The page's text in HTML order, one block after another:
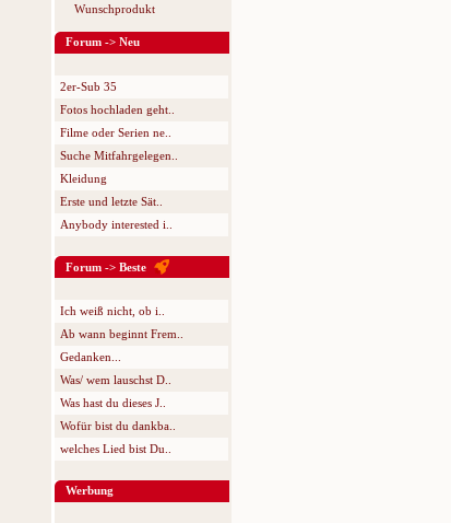
Wunschprodukt
Forum -> Neu
2er-Sub 35
Fotos hochladen geht..
Filme oder Serien ne..
Suche Mitfahrgelegen..
Kleidung
Erste und letzte Sät..
Anybody interested i..
Forum -> Beste
Ich weiß nicht, ob i..
Ab wann beginnt Frem..
Gedanken...
Was/ wem lauschst D..
Was hast du dieses J..
Wofür bist du dankba..
welches Lied bist Du..
Werbung